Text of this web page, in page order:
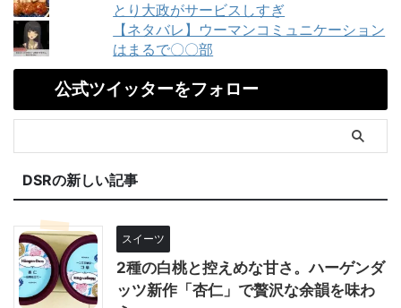
とり大政がサービスしすぎ
【ネタバレ】ウーマンコミュニケーション
はまるで〇〇部
公式ツイッターをフォロー
DSRの新しい記事
スイーツ
2種の白桃と控えめな甘さ。ハーゲンダ
ッツ新作「杏仁」で贅沢な余韻を味わ